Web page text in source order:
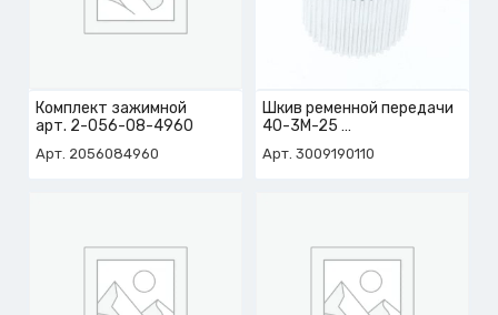
Комплект зажимной
арт. 2-056-08-4960
Арт. 2056084960
Шкив ременной передачи
40-3М-25
Арт. 3009190110